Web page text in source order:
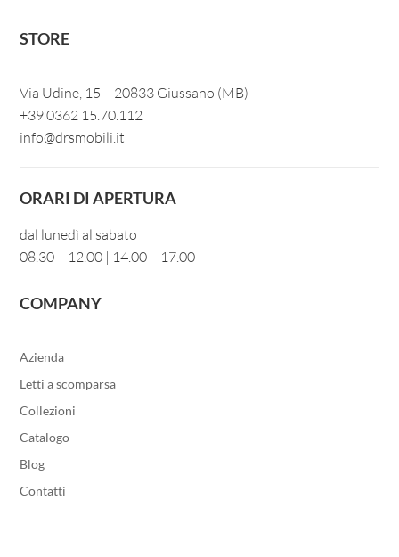
STORE
Via Udine, 15 – 20833 Giussano (MB)
+39 0362 15.70.112
info@drsmobili.it
ORARI DI APERTURA
dal lunedì al sabato
08.30 – 12.00 | 14.00 – 17.00
COMPANY
Azienda
Letti a scomparsa
Collezioni
Catalogo
Blog
Contatti